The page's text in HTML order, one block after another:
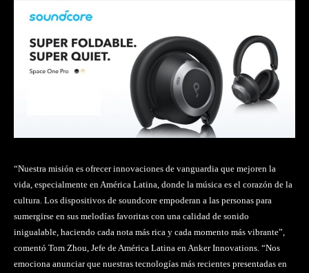
“Nuestra misión es ofrecer innovaciones de vanguardia que mejoren la
vida, especialmente en América Latina, donde la música es el corazón de la
cultura. Los dispositivos de soundcore empoderan a las personas para
sumergirse en sus melodías favoritas con una calidad de sonido
inigualable, haciendo cada nota más rica y cada momento más vibrante”,
comentó Tom Zhou, Jefe de América Latina en Anker Innovations. “Nos
emociona anunciar que nuestras tecnologías más recientes presentadas en